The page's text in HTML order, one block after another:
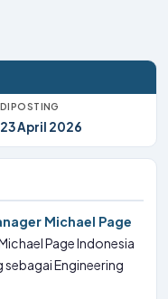
DIPOSTING
23 April 2026
Michael Page
Page Indonesia
Engineering